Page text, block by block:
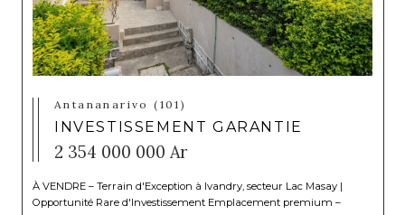
Antananarivo (101)
INVESTISSEMENT GARANTIE
2 354 000 000 Ar
À VENDRE – Terrain d'Exception à Ivandry, secteur Lac Masay |
Opportunité Rare d'Investissement Emplacement premium –